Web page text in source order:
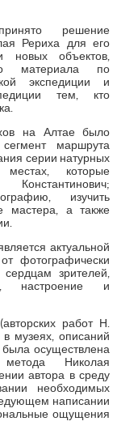
решение
Рериха для его
новых объектов,
материала по
экспедиции и
тем, кто
на Алтае было
маршрута
серии натурных
которые
изучить
мастера, а также
актуальной
фотографически
зрителей,
настроение и
работ Н.
музеях, описаний
была осуществлена
метода Николая
автора в среду
необходимых
написании
ощущения